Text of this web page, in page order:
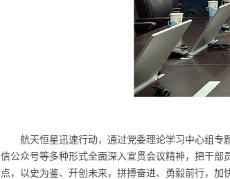
航天恒星迅速行动，通过党委理论学习中心组
信公众号等多种形式全面深入宣贯会议精神，把干
点，以史为鉴、开创未来，拼搏奋进、勇毅前行，加